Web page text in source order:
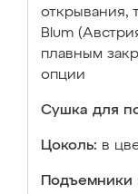
открывания,
Blum
плавным
опции
Сушка для
Цоколь: в
Подъемники